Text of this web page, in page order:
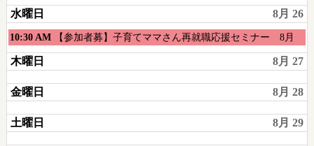
水曜日 8月 26
水
曜
日,
月
2026
10:30 AM 【参加者募】子育てママさん再就職応援セミナー 8月
木曜日 8月 27
金曜日 8月 28
土曜日 8月 29